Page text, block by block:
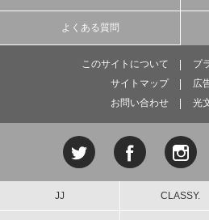
よくある質問
このサイトについて
プ
サイトマップ
広
お問い合わせ
光
JJ CLASSY.